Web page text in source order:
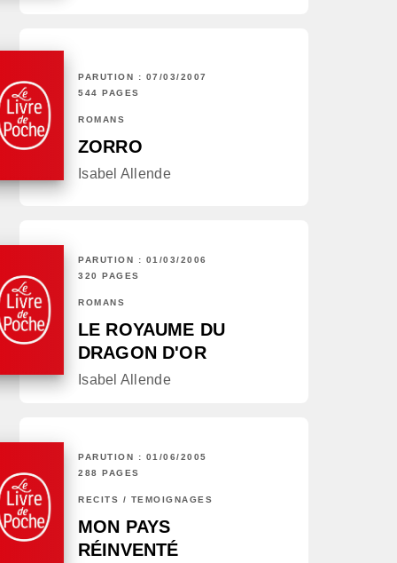
PARUTION : 07/03/2007
544 PAGES
ROMANS
ZORRO
Isabel Allende
PARUTION : 01/03/2006
320 PAGES
ROMANS
LE ROYAUME DU
DRAGON D'OR
Isabel Allende
PARUTION : 01/06/2005
288 PAGES
RÉCITS / TÉMOIGNAGES
MON PAYS
RÉINVENTÉ